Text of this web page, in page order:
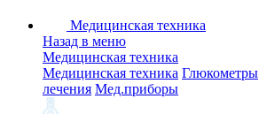
Медицинская техника
Назад в меню
Медицинская техника
Медицинская техника Глюкометры
лечения Мед.приборы